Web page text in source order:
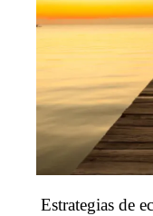
Estrategias de